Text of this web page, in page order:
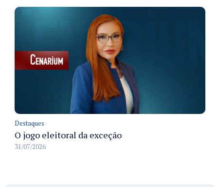
Destaques
O jogo eleitoral da exceção
31/07/2026